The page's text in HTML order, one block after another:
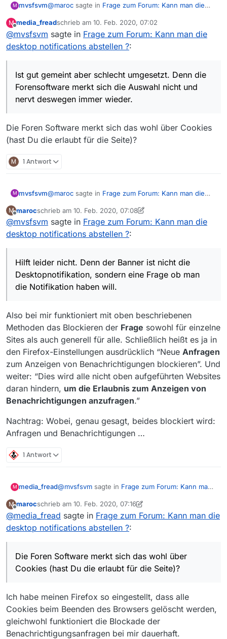
M mvsfsvm@maroc sagte in Frage zum Forum: Kann man die
@Viereckige-Augen
In Firefox solltest Du diese Banneranfragen
grundsätzlich, d.h. für alle Seiten, ausschalten
Einstellungen -> Datenschutz & Sicherheit ->
Berechtigungen ->
Benachrichtigungen/Einstellungen
“Änderungen speichern” klicken und zuletzt
Firefox neu starten.
Hilft leider nicht. Denn der Banner ist nicht die
Notifikation haben will. Ist gut gemeint aber schlecht
umgesetzt. Denn die Forensoftware merkt sich die
Auswahl nicht und nervt deswegen immer wieder.
M
Offline
media_freadschrieb am 10. Feb. 2020, 07:02
zuletzt editiert von
@mvsfsvm sagte in Frage zum Forum: Kann man die
desktop notifications abstellen ?:
Ist gut gemeint aber schlecht umgesetzt. Denn die
Forensoftware merkt sich die Auswahl nicht und
nervt deswegen immer wieder.
Die Foren Software merkt sich das wohl über Cookies
(hast Du die erlaubt für die Seite)?
M 1 Antwort
M mvsfsvm@maroc sagte in Frage zum Forum: Kann man die
@Viereckige-Augen
In Firefox solltest Du diese Banneranfragen
grundsätzlich, d.h. für alle Seiten, ausschalten
Einstellungen -> Datenschutz & Sicherheit ->
Berechtigungen ->
Benachrichtigungen/Einstellungen
“Änderungen speichern” klicken und zuletzt
Firefox neu starten.
Hilft leider nicht. Denn der Banner ist nicht die
Notifikation haben will. Ist gut gemeint aber schlecht
umgesetzt. Denn die Forensoftware merkt sich die
Auswahl nicht und nervt deswegen immer wieder.
M
Offline
marocschrieb am 10. Feb. 2020, 07:08
zuletzt editiert von maroc 2. Okt. 2020, 08:26
@mvsfsvm sagte in Frage zum Forum: Kann man die
desktop notifications abstellen ?:
Hilft leider nicht. Denn der Banner ist nicht die
Desktopnotifikation, sondern eine Frage ob man
die Notifikation haben will.
Also bei mir funktioniert mit oben beschriebenen
Methoden das Blockieren der Frage sowohl für einzelne
Sites als auch generell für alle. Schließlich heißt es ja in
den Firefox-Einstellungen ausdrücklich “Neue Anfragen
zum Anzeigen von Benachrichtigungen blockieren”. Und
weiter: “Dies wird alle nicht oben aufgeführten Websites
daran hindern, um die Erlaubnis zum Anzeigen von
Benachrichtigungen anzufragen.”
Nachtrag: Wobei, genau gesagt, beides blockiert wird:
Anfragen und Benachrichtigungen …
1 Antwort
M media_fread@mvsfsvm sagte in Frage zum Forum: Kann man
Ist gut gemeint aber schlecht umgesetzt.
Denn die Forensoftware merkt sich die
Auswahl nicht und nervt deswegen immer
Die Foren Software merkt sich das wohl über
M
Offline
marocschrieb am 10. Feb. 2020, 07:16
zuletzt editiert von maroc 2. Okt. 2020, 08:17
@media_fread sagte in Frage zum Forum: Kann man die
desktop notifications abstellen ?:
Die Foren Software merkt sich das wohl über
Cookies (hast Du die erlaubt für die Seite)?
Ich habe meinen Firefox so eingestellt, dass alle
Cookies beim Beenden des Browsers gelöscht werden,
gleichwohl funktioniert die Blockade der
Benachrichtigungsanfragen bei mir dauerhaft.